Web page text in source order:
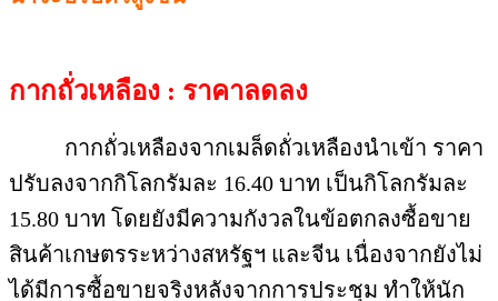
กากถั่วเหลือง : ราคาลดลง
กากถั่วเหลืองจากเมล็ดถั่วเหลืองนำเข้า ราคา
ปรับลงจากกิโลกรัมละ 16.40 บาท เป็นกิโลกรัมละ
15.80 บาท โดยยังมีความกังวลในข้อตกลงซื้อขาย
สินค้าเกษตรระหว่างสหรัฐฯ และจีน เนื่องจากยังไม่
ได้มีการซื้อขายจริงหลังจากการประชุม ทำให้นัก